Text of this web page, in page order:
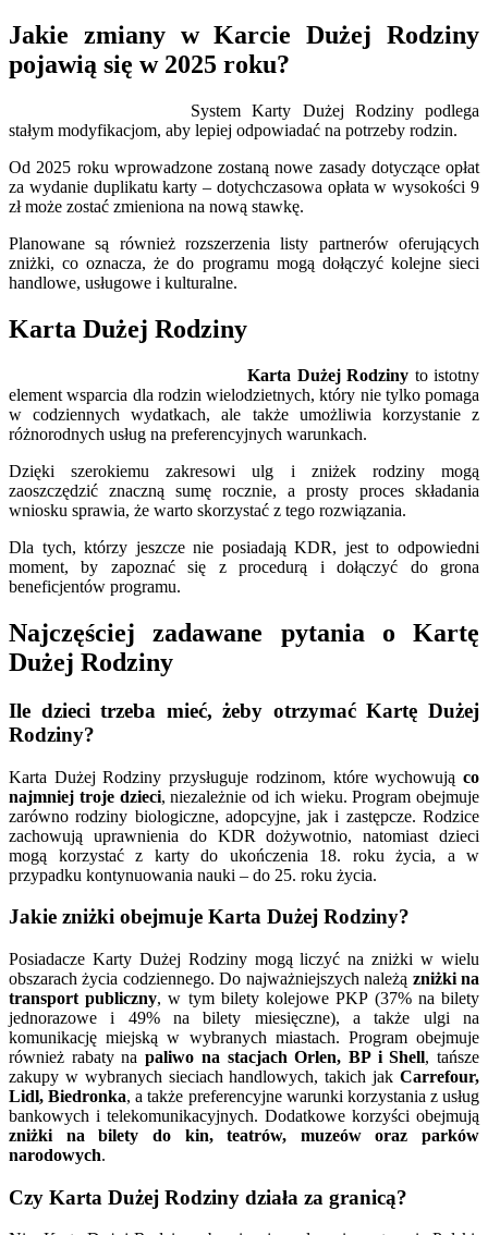
Jakie zmiany w Karcie Dużej Rodziny
pojawią się w 2025 roku?
System Karty Dużej Rodziny podlega
stałym modyfikacjom, aby lepiej odpowiadać na potrzeby rodzin.
Od 2025 roku wprowadzone zostaną nowe zasady dotyczące opłat
za wydanie duplikatu karty – dotychczasowa opłata w wysokości 9
zł może zostać zmieniona na nową stawkę.
Planowane są również rozszerzenia listy partnerów oferujących
zniżki, co oznacza, że do programu mogą dołączyć kolejne sieci
handlowe, usługowe i kulturalne.
Karta Dużej Rodziny
Karta Dużej Rodziny to istotny
element wsparcia dla rodzin wielodzietnych, który nie tylko pomaga
w codziennych wydatkach, ale także umożliwia korzystanie z
różnorodnych usług na preferencyjnych warunkach.
Dzięki szerokiemu zakresowi ulg i zniżek rodziny mogą
zaoszczędzić znaczną sumę rocznie, a prosty proces składania
wniosku sprawia, że warto skorzystać z tego rozwiązania.
Dla tych, którzy jeszcze nie posiadają KDR, jest to odpowiedni
moment, by zapoznać się z procedurą i dołączyć do grona
beneficjentów programu.
Najczęściej zadawane pytania o Kartę
Dużej Rodziny
Ile dzieci trzeba mieć, żeby otrzymać Kartę Dużej
Rodziny?
Karta Dużej Rodziny przysługuje rodzinom, które wychowują co
najmniej troje dzieci, niezależnie od ich wieku. Program obejmuje
zarówno rodziny biologiczne, adopcyjne, jak i zastępcze. Rodzice
zachowują uprawnienia do KDR dożywotnio, natomiast dzieci
mogą korzystać z karty do ukończenia 18. roku życia, a w
przypadku kontynuowania nauki – do 25. roku życia.
Jakie zniżki obejmuje Karta Dużej Rodziny?
Posiadacze Karty Dużej Rodziny mogą liczyć na zniżki w wielu
obszarach życia codziennego. Do najważniejszych należą zniżki na
transport publiczny, w tym bilety kolejowe PKP (37% na bilety
jednorazowe i 49% na bilety miesięczne), a także ulgi na
komunikację miejską w wybranych miastach. Program obejmuje
również rabaty napaliwo na stacjach Orlen, BP i Shell, tańsze
zakupy w wybranych sieciach handlowych, takich jak Carrefour,
Lidl, Biedronka, a także preferencyjne warunki korzystania z usług
bankowych i telekomunikacyjnych. Dodatkowe korzyści obejmują
zniżki na bilety do kin, teatrów, muzeów oraz parków
narodowych.
Czy Karta Dużej Rodziny działa za granicą?